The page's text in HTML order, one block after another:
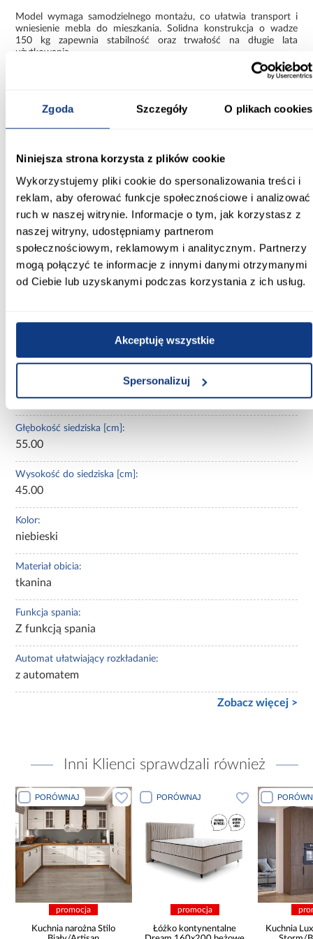
Zgoda Szczegóły O plikach cookies
Niniejsza strona korzysta z plików cookie
Wykorzystujemy pliki cookie do spersonalizowania treści i
reklam, aby oferować funkcje społecznościowe i analizować
ruch w naszej witrynie. Informacje o tym, jak korzystasz z
naszej witryny, udostępniamy partnerom
społecznościowym, reklamowym i analitycznym. Partnerzy
mogą połączyć te informacje z innymi danymi otrzymanymi
od Ciebie lub uzyskanymi podczas korzystania z ich usług.
Akceptuję wszystkie
Spersonalizuj
Model wymaga samodzielnego montażu, co ułatwia transport i
wniesienie mebla do mieszkania. Solidna konstrukcja o wadze
150 kg zapewnia stabilność oraz trwałość na długie lata
użytkowania.
Narożnik Lumo – idealny do codziennego
powierzchnią użytkową i wygodnym siedziskiem, narożnik Lumo
wyglądu oraz praktycznych rozwiązań, które sprawdzą się w
każdym nowoczesnym salonie.
Informacje Transport Informacje o
Szerokość [cm]:
Powierzchnia spania [cm]:
130x250
Głębokość siedziska [cm]:
55.00
Wysokość do siedziska [cm]:
45.00
Kolor:
niebieski
Materiał obicia:
tkanina
Funkcja spania:
Z funkcją spania
Automat ułatwiający rozkładanie:
z automatem
Zobacz więcej >
Inni Klienci sprawdzali również
PORÓWNAJ
promocja
Kuchnia narożna Stilo
PORÓWNAJ
promocja
Łóżko kontynentalne
Kuchnia